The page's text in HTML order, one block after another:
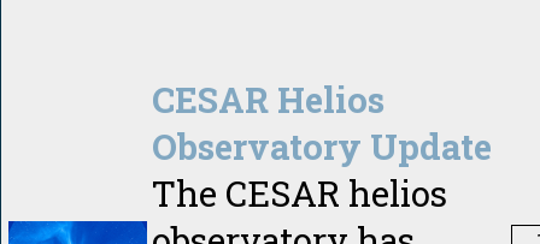
CESAR Helios
Observatory Update
The CESAR helios